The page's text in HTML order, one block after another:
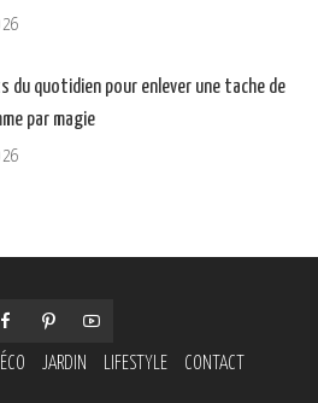
du quotidien pour enlever une tache de
par magie
JARDIN LIFESTYLE CONTACT